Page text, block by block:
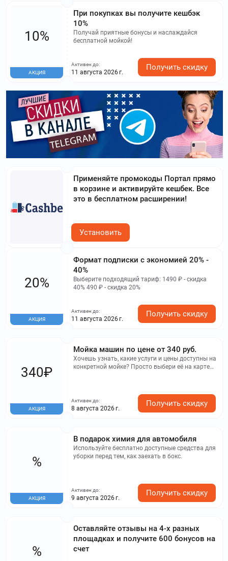
При покупках вы получите кешбэк
10%
Получай приятные бонусы и наслаждайся
бесплатной мойкой!
10%
АКЦИЯ
Активен до:
11 августа 2026 г.
Получить скидку
Применяйте промокоды Портал прямо
в корзине и активируйте кешбек. Все
это в бесплатном расширении!
Установить
Формат подписки с экономией 20% -
40%
Выберите подходящий тариф: 1490 ₽ - скидка
40% 490 ₽ - скидка 20%
20%
АКЦИЯ
Активен до:
11 августа 2026 г.
Получить скидку
Мойка машин по цене от 340 руб.
Хочешь узнать, какие услуги и цены доступны на
конкретной мойке? Просто выбери её на карте
340₽
АКЦИЯ
Активен до:
8 августа 2026 г.
Получить скидку
В подарок химия для автомобиля
Используйте бесплатно доступные средства для
уборки перед тем, как заехать в бокс.
%
АКЦИЯ
Активен до:
9 августа 2026 г.
Получить скидку
Оставляйте отзывы на 4-х разных
площадках и получите 600 бонусов на
счет
%